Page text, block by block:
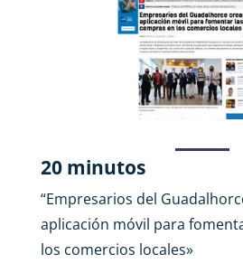
20 minutos
“Empresarios del
aplicación móvil para
los comercios locales»